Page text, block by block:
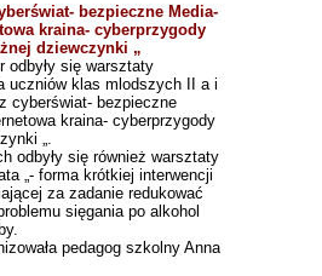
bezpieczne Media-
kraina- cyberprzygody
dziewczynki „
odbyły się warsztaty
uczniów klas mlodszych II a i
cyberświat- bezpieczne
kraina- cyberprzygody
„.
odbyły się również warsztaty
„- forma krótkiej interwencji
za zadanie redukować
sięgania po alkohol
pedagog szkolny Anna